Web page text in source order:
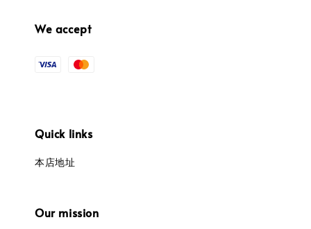
We accept
Quick links
本店地址
Our mission